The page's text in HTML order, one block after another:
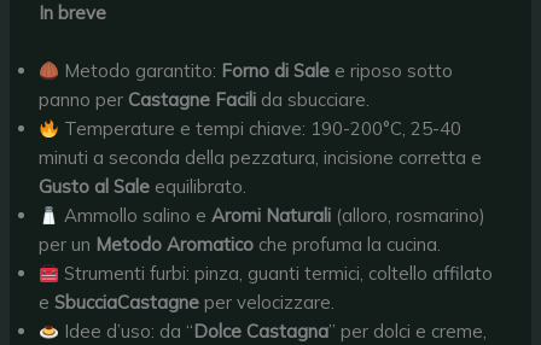
In breve
Metodo garantito: Forno di Sale e riposo sotto
panno per Castagne Facili da sbucciare.
Temperature e tempi chiave: 190-200°C, 25-40
minuti a seconda della pezzatura, incisione corretta e
Gusto al Sale equilibrato.
Ammollo salino eAromi Naturali (alloro, rosmarino)
per un Metodo Aromatico che profuma la cucina.
Strumenti furbi: pinza, guanti termici, coltello affilato
eSbucciaCastagne per velocizzare.
Idee d’uso: da “Dolce Castagna” per dolci e creme,